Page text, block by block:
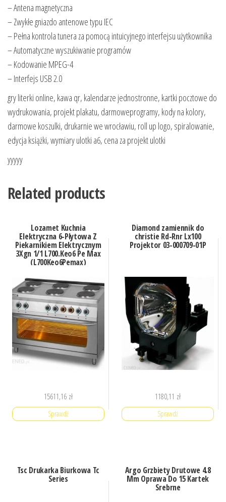
– Antena magnetyczna
– Zwykłe gniazdo antenowe typu IEC
– Pełna kontrola tunera za pomocą intuicyjnego interfejsu użytkownika
– Automatyczne wyszukiwanie programów
– Kodowanie MPEG-4
– Interfejs USB 2.0
gry literki online, kawa qr, kalendarze jednostronne, kartki pocztowe do
wydrukowania, projekt plakatu, darmoweprogramy, kody na kolory,
darmowe koszulki, drukarnie we wrocławiu, roll up logo, spiralowanie,
edycja książki, wymiary ulotki a6, cena za projekt ulotki
yyyyy
Related products
Lozamet Kuchnia
Elektryczna 6-Płytowa Z
Piekarnikiem Elektrycznym
3Xgn 1/1 L700.Keo6 Pe Max
(L700Keo6Pemax)
15611,16 zł
Sprawdź
Diamond zamiennik do
christie Rd-Rnr Lx100
Projektor 03-000709-01P
1180,11 zł
Sprawdź
Tsc Drukarka Biurkowa Tc
Series
Argo Grzbiety Drutowe 4.8
Mm Oprawa Do 15 Kartek
Srebrne